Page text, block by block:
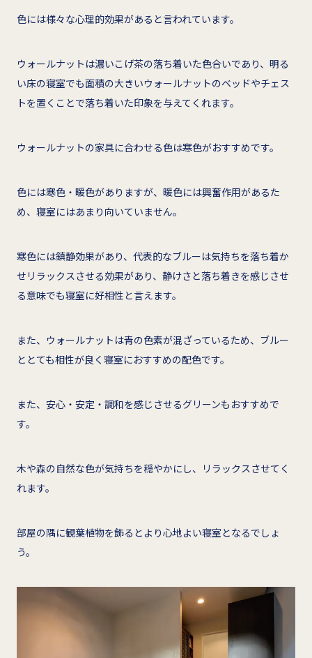
色には様々な心理的効果があると言われています。
ウォールナットは濃いこげ茶の落ち着いた色合いであり、明る
い床の寝室でも面積の大きいウォールナットのベッドやチェス
トを置くことで落ち着いた印象を与えてくれます。
ウォールナットの家具に合わせる色は寒色がおすすめです。
色には寒色・暖色がありますが、暖色には興奮作用があるた
め、寝室にはあまり向いていません。
寒色には鎮静効果があり、代表的なブルーは気持ちを落ち着か
せリラックスさせる効果があり、静けさと落ち着きを感じさせ
る意味でも寝室に好相性と言えます。
また、ウォールナットは青の色素が混ざっているため、ブルー
ととても相性が良く寝室におすすめの配色です。
また、安心・安定・調和を感じさせるグリーンもおすすめで
す。
木や森の自然な色が気持ちを穏やかにし、リラックスさせてく
れます。
部屋の隅に観葉植物を飾るとより心地よい寝室となるでしょ
う。